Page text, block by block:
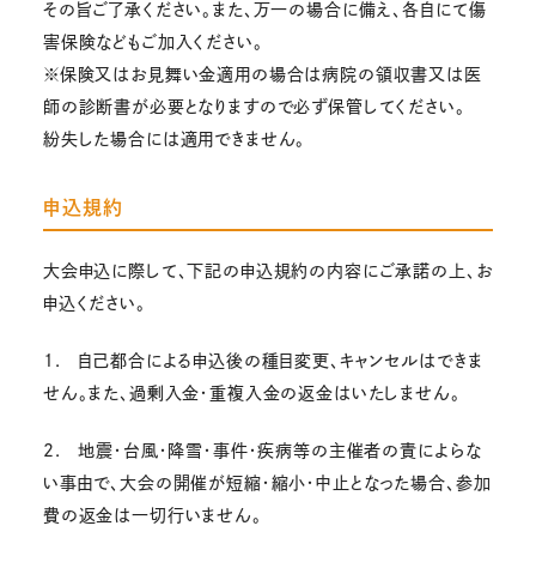
その旨ご了承ください。また、万一の場合に備え、各自にて傷
害保険などもご加入ください。
※保険又はお見舞い金適用の場合は病院の領収書又は医
師の診断書が必要となりますので必ず保管してください。
紛失した場合には適用できません。
申込規約
大会申込に際して、下記の申込規約の内容にご承諾の上、お
申込ください。
1. 自己都合による申込後の種目変更、キャンセルはできま
せん。また、過剰入金・重複入金の返金はいたしません。
2. 地震・台風・降雪・事件・疾病等の主催者の責によらな
い事由で、大会の開催が短縮・縮小・中止となった場合、参加
費の返金は一切行いません。